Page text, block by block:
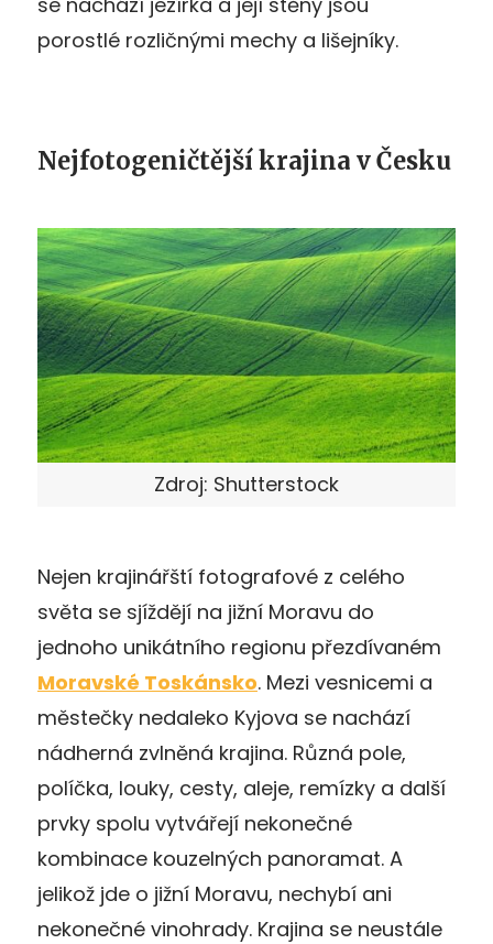
porostlé rozličnými mechy a lišejníky.
Nejfotogeničtější krajina v Česku
Zdroj: Shutterstock
Nejen krajinářští fotografové z celého
světa se sjíždějí na jižní Moravu do
jednoho unikátního regionu přezdívaném
Moravské Toskánsko. Mezi vesnicemi a
městečky nedaleko Kyjova se nachází
nádherná zvlněná krajina. Různá pole,
políčka, louky, cesty, aleje, remízky a další
prvky spolu vytvářejí nekonečné
kombinace kouzelných panoramat. A
jelikož jde o jižní Moravu, nechybí ani
nekonečné vinohrady. Krajina se neustále